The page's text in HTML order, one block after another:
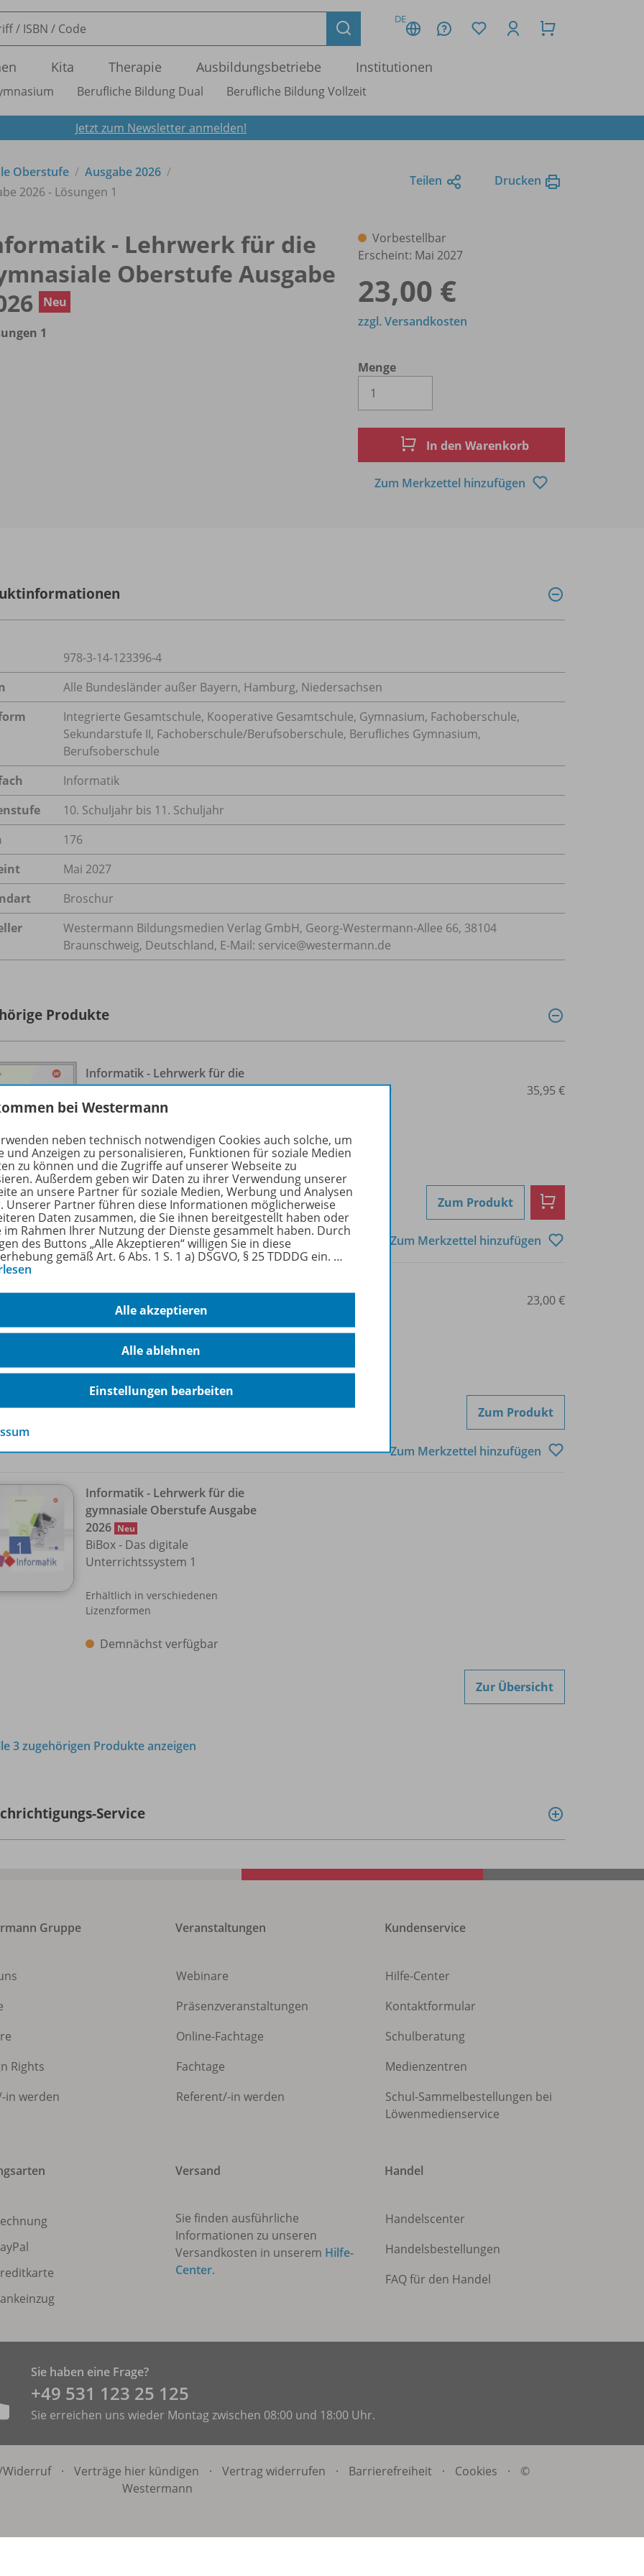
DE
Kita Therapie Ausbildungsbetriebe Institutionen
Berufliche Bildung Dual Berufliche Bildung Vollzeit
Jetzt zum Newsletter anmelden!
Oberstufe
Ausgabe 2026
2026 - Lösungen 1
Teilen Drucken
- Lehrwerk für die
Oberstufe Ausgabe
Neu
1
Vorbestellbar
Erscheint: Mai 2027
23,00 €
Menge
zzgl. Versandkosten
In den Warenkorb
Zum Merkzettel hinzufügen
978-3-14-123396-4
Alle Bundesländer außer Bayern, Hamburg, Niedersachsen
Integrierte Gesamtschule, Kooperative Gesamtschule, Gymnasium, Fachoberschule,
Sekundarstufe II, Fachoberschule/Berufsoberschule, Berufliches Gymnasium,
Berufsoberschule
Informatik
10. Schuljahr bis 11. Schuljahr
176
Mai 2027
Broschur
Westermann Bildungsmedien Verlag GmbH, Georg-Westermann-Allee 66, 38104
Braunschweig, Deutschland, E-Mail: service@westermann.de
Produkte
Informatik - Lehrwerk für die
gymnasiale Oberstufe Ausgabe
2026 Neu
Vorbestellbar
Ergänzende Digitalprodukte erhältlich
978-3-14-123388-9 35,95 €
Zum Produkt
Zum Merkzettel hinzufügen
Neu
Materialien für Lehrkräfte 1
Vorbestellbar
Nur für ausgewählte Kundengruppen
23,00 €
Zum Produkt
Zum Merkzettel hinzufügen
Informatik - Lehrwerk für die
gymnasiale Oberstufe Ausgabe
2026 Neu
BiBox - Das digitale
Unterrichtssystem 1
Erhältlich in verschiedenen
Lizenzformen
Demnächst verfügbar
Zur Übersicht
3 zugehörigen Produkte anzeigen
Service
Gruppe
Rights
-in werden
Veranstaltungen
Webinare
Präsenzveranstaltungen
Online-Fachtage
Fachtage
Referent/-in werden
Kundenservice
Hilfe-Center
Kontaktformular
Schulberatung
Medienzentren
Schul-Sammelbestellungen bei
Löwenmedienservice
Versand
Sie finden ausführliche
Informationen zu unseren
Versandkosten in unserem Hilfe-
Center.
Handel
Handelscenter
Handelsbestellungen
FAQ für den Handel
Sie haben eine Frage?
+49 531 ­123 25 125
Sie erreichen uns wieder Montag zwischen 08:00 und 18:00 Uhr.
Widerruf · Verträge hier kündigen · Vertrag widerrufen · Barrierefreiheit · Cookies ·
©
Westermann
bei Westermann
neben technisch notwendigen Cookies auch solche, um
und Anzeigen zu personalisieren, Funktionen für soziale Medien
zu können und die Zugriffe auf unserer Webseite zu
Außerdem geben wir Daten zu ihrer Verwendung unserer
an unsere Partner für soziale Medien, Werbung und Analysen
Unserer Partner führen diese Informationen möglicherweise
Daten zusammen, die Sie ihnen bereitgestellt haben oder
im Rahmen Ihrer Nutzung der Dienste gesammelt haben. Durch
des Buttons „Alle Akzeptieren“ willigen Sie in diese
gemäß Art. 6 Abs. 1 S. 1 a) DSGVO, § 25 TDDDG ein. …
Alle akzeptieren
Alle ablehnen
Einstellungen bearbeiten